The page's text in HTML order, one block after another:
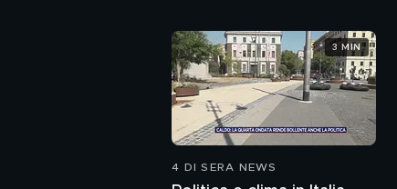
4 DI SERA NEWS
3 MIN